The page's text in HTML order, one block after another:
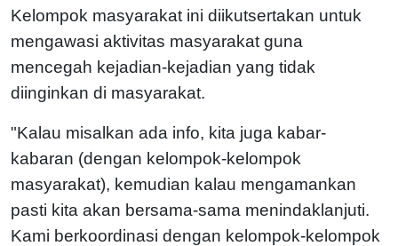
Kelompok masyarakat ini diikutsertakan untuk
mengawasi aktivitas masyarakat guna
mencegah kejadian-kejadian yang tidak
diinginkan di masyarakat.
"Kalau misalkan ada info, kita juga kabar-
kabaran (dengan kelompok-kelompok
masyarakat), kemudian kalau mengamankan
pasti kita akan bersama-sama menindaklanjuti.
Kami berkoordinasi dengan kelompok-kelompok